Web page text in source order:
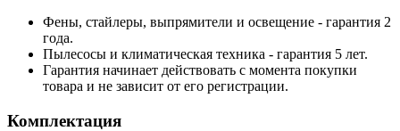
Фены, стайлеры, выпрямители и освещение - гарантия 2
года.
Пылесосы и климатическая техника - гарантия 5 лет.
Гарантия начинает действовать с момента покупки
товара и не зависит от его регистрации.
Комплектация